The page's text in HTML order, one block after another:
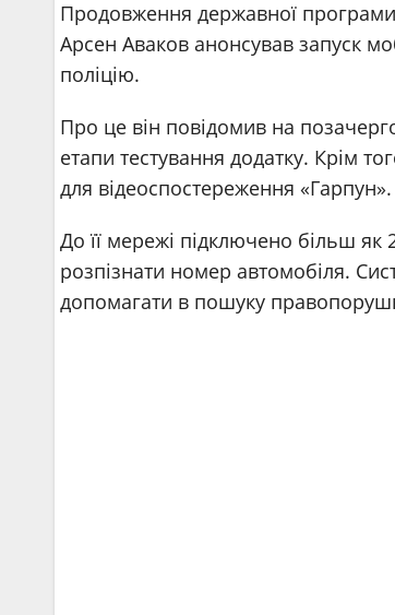
Продовження державної програми
Арсен Аваков анонсував запуск
поліцію.
Про це він повідомив на
етапи тестування додатку. Крім
для відеоспостереження «Гарпун».
До її мережі підключено більш як
розпізнати номер автомобіля.
допомагати в пошуку